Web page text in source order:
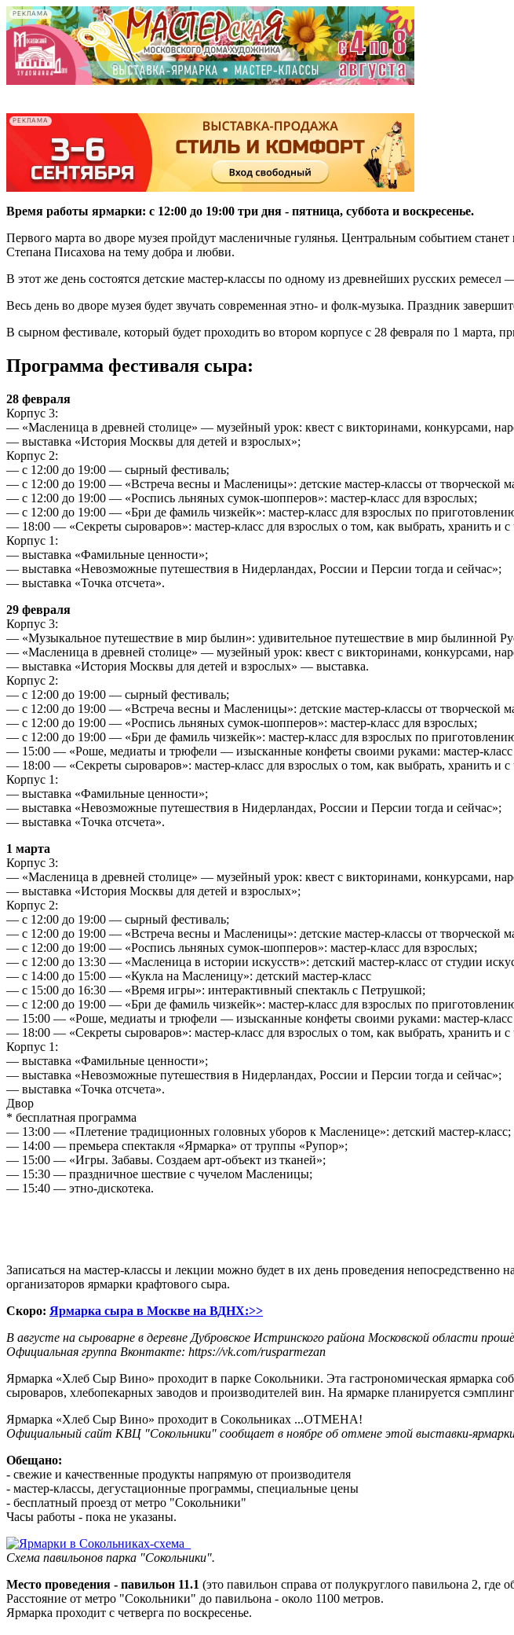
РЕКЛАМА
РЕКЛАМА
Время работы ярмарки: с 12:00 до 19:00 три дня - пятница, суббота и воскресенье.
Первого марта во дворе музея пройдут масленичные гулянья. Центральным событием
Степана Писахова на тему добра и любви.
В этот же день состоятся детские мастер-классы по одному из древнейших русских
Весь день во дворе музея будет звучать современная этно- и фолк-музыка. Праздник
В сырном фестивале, который будет проходить во втором корпусе с 28 февраля по 1 марта,
Программа фестиваля сыра:
28 февраля
Корпус 3:
— «Масленица в древней столице» — музейный урок: квест с викторинами, конкурсами,
— выставка «История Москвы для детей и взрослых»;
Корпус 2:
— с 12:00 до 19:00 — сырный фестиваль;
— с 12:00 до 19:00 — «Встреча весны и Масленицы»: детские мастер-классы от
— с 12:00 до 19:00 — «Роспись льняных сумок-шопперов»: мастер-класс для взрослых;
— с 12:00 до 19:00 — «Бри де фамиль чизкейк»: мастер-класс для взрослых по
— 18:00 — «Секреты сыроваров»: мастер-класс для взрослых о том, как выбрать, хранить и
Корпус 1:
— выставка «Фамильные ценности»;
— выставка «Невозможные путешествия в Нидерландах, России и Персии тогда и сейчас»;
— выставка «Точка отсчета».
29 февраля
Корпус 3:
— «Музыкальное путешествие в мир былин»: удивительное путешествие в мир былинной
— «Масленица в древней столице» — музейный урок: квест с викторинами, конкурсами,
— выставка «История Москвы для детей и взрослых» — выставка.
Корпус 2:
— с 12:00 до 19:00 — сырный фестиваль;
— с 12:00 до 19:00 — «Встреча весны и Масленицы»: детские мастер-классы от
— с 12:00 до 19:00 — «Роспись льняных сумок-шопперов»: мастер-класс для взрослых;
— с 12:00 до 19:00 — «Бри де фамиль чизкейк»: мастер-класс для взрослых по
— 15:00 — «Роше, медиаты и трюфели — изысканные конфеты своими руками: мастер-класс
— 18:00 — «Секреты сыроваров»: мастер-класс для взрослых о том, как выбрать, хранить и
Корпус 1:
— выставка «Фамильные ценности»;
— выставка «Невозможные путешествия в Нидерландах, России и Персии тогда и сейчас»;
— выставка «Точка отсчета».
1 марта
Корпус 3:
— «Масленица в древней столице» — музейный урок: квест с викторинами, конкурсами,
— выставка «История Москвы для детей и взрослых»;
Корпус 2:
— с 12:00 до 19:00 — сырный фестиваль;
— с 12:00 до 19:00 — «Встреча весны и Масленицы»: детские мастер-классы от
— с 12:00 до 19:00 — «Роспись льняных сумок-шопперов»: мастер-класс для взрослых;
— с 12:00 до 13:30 — «Масленица в истории искусств»: детский мастер-класс от студии
— с 14:00 до 15:00 — «Кукла на Масленицу»: детский мастер-класс
— с 15:00 до 16:30 — «Время игры»: интерактивный спектакль с Петрушкой;
— с 12:00 до 19:00 — «Бри де фамиль чизкейк»: мастер-класс для взрослых по
— 15:00 — «Роше, медиаты и трюфели — изысканные конфеты своими руками: мастер-класс
— 18:00 — «Секреты сыроваров»: мастер-класс для взрослых о том, как выбрать, хранить и
Корпус 1:
— выставка «Фамильные ценности»;
— выставка «Невозможные путешествия в Нидерландах, России и Персии тогда и сейчас»;
— выставка «Точка отсчета».
Двор
* бесплатная программа
— 13:00 — «Плетение традиционных головных уборов к Масленице»: детский мастер-класс;
— 14:00 — премьера спектакля «Ярмарка» от труппы «Рупор»;
— 15:00 — «Игры. Забавы. Создаем арт-объект из тканей»;
— 15:30 — праздничное шествие с чучелом Масленицы;
— 15:40 — этно-дискотека.
Записаться на мастер-классы и лекции можно будет в их день проведения
организаторов ярмарки крафтового сыра.
Скоро: Ярмарка сыра в Москве на ВДНХ:>>
В августе на сыроварне в деревне Дубровское Истринского района Московской области
Официальная группа Вконтакте: https://vk.com/rusparmezan
Ярмарка «Хлеб Сыр Вино» проходит в парке Сокольники. Эта гастрономическая ярмарка
сыроваров, хлебопекарных заводов и производителей вин. На ярмарке планируется
Ярмарка «Хлеб Сыр Вино» проходит в Сокольниках ...ОТМЕНА!
Официальный сайт КВЦ "Сокольники" сообщает в ноябре об отмене этой выставки-
Обещано:
- свежие и качественные продукты напрямую от производителя
- мастер-классы, дегустационные программы, специальные цены
- бесплатный проезд от метро "Сокольники"
Часы работы - пока не указаны.
Схема павильонов парка "Сокольники".
Место проведения - павильон 11.1 (это павильон справа от полукруглого павильона 2,
Расстояние от метро "Сокольники" до павильона - около 1100 метров.
Ярмарка проходит с четверга по воскресенье.